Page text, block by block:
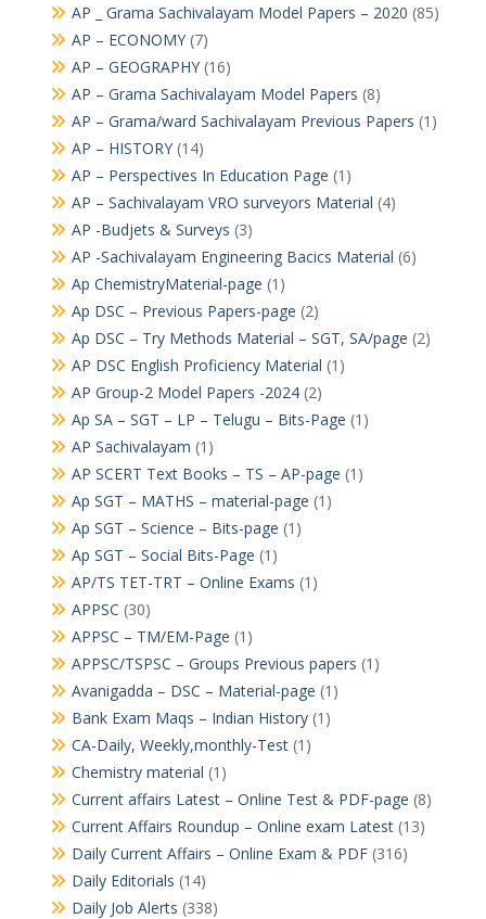
AP _ Grama Sachivalayam Model Papers – 2020 (85)
AP – ECONOMY(7)
AP – GEOGRAPHY(16)
AP – Grama Sachivalayam Model Papers (8)
AP – Grama/ward Sachivalayam Previous Papers (1)
AP – HISTORY(14)
AP – Perspectives In Education Page (1)
AP – Sachivalayam VRO surveyors Material (4)
AP -Budjets & Surveys (3)
AP -Sachivalayam Engineering Bacics Material (6)
Ap ChemistryMaterial-page (1)
Ap DSC – Previous Papers-page (2)
Ap DSC – Try Methods Material – SGT, SA/page (2)
AP DSC English Proficiency Material (1)
AP Group-2 Model Papers -2024(2)
Ap SA – SGT – LP – Telugu – Bits-Page (1)
AP Sachivalayam (1)
AP SCERT Text Books – TS – AP-page (1)
Ap SGT – MATHS – material-page (1)
Ap SGT – Science – Bits-page (1)
Ap SGT – Social Bits-Page (1)
AP/TS TET-TRT – Online Exams (1)
APPSC (30)
APPSC – TM/EM-Page (1)
APPSC/TSPSC – Groups Previous papers (1)
Avanigadda – DSC – Material-page (1)
Bank Exam Maqs – Indian History(1)
CA-Daily, Weekly,monthly-Test(1)
Chemistry material (1)
Current affairs Latest – Online Test & PDF-page (8)
Current Affairs Roundup – Online exam Latest(13)
Daily Current Affairs – Online Exam & PDF(316)
Daily Editorials (14)
Daily Job Alerts (338)